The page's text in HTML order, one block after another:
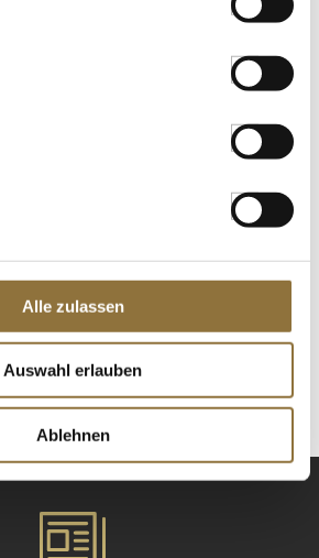
Alle zulassen
Auswahl erlauben
Ablehnen
(Schwarzkirschen), ohne